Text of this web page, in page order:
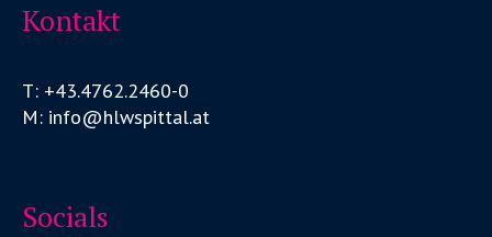
Kontakt
T: +43.4762.2460-0
M: info@hlwspittal.at
Socials